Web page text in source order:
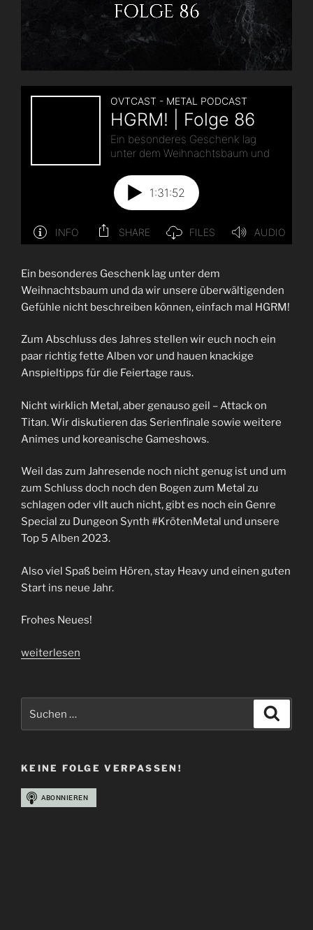
Ein besonderes Geschenk lag unter dem
Weihnachtsbaum und da wir unsere überwältigenden
Gefühle nicht beschreiben können, einfach mal HGRM!
Zum Abschluss des Jahres stellen wir euch noch ein
paar richtig fette Alben vor und hauen knackige
Anspieltipps für die Feiertage raus.
Nicht wirklich Metal, aber genauso geil – Attack on
Titan. Wir diskutieren das Serienfinale sowie weitere
Animes und koreanische Gameshows.
Weil das zum Jahresende noch nicht genug ist und um
zum Schluss doch noch den Bogen zum Metal zu
schlagen oder vllt auch nicht, gibt es noch ein Genre
Special zu Dungeon Synth #KrötenMetal und unsere
Top 5 Alben 2023.
Also viel Spaß beim Hören, stay Heavy und einen guten
Start ins neue Jahr.
Frohes Neues!
„HGRM!
86“
weiterlesen
KEINE FOLGE VERPASSEN!